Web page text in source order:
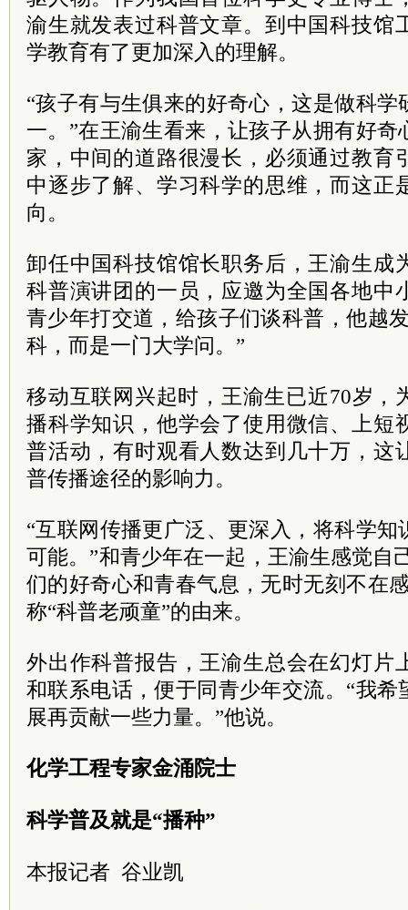
渝生就发表过科普文章。到中国科技馆
学教育有了更加深入的理解。
“孩子有与生俱来的好奇心，这是做科
一。”在王渝生看来，让孩子从拥有好
家，中间的道路很漫长，必须通过教育
中逐步了解、学习科学的思维，而这正
向。
卸任中国科技馆馆长职务后，王渝生成
科普演讲团的一员，应邀为全国各地中
青少年打交道，给孩子们谈科普，他越
科，而是一门大学问。”
移动互联网兴起时，王渝生已近70岁，
播科学知识，他学会了使用微信、上短
普活动，有时观看人数达到几十万，这
普传播途径的影响力。
“互联网传播更广泛、更深入，将科学
可能。”和青少年在一起，王渝生感觉自
们的好奇心和青春气息，无时无刻不在
称“科普老顽童”的由来。
外出作科普报告，王渝生总会在幻灯片
和联系电话，便于同青少年交流。“我
展再贡献一些力量。”他说。
化学工程专家金涌院士
科学普及就是“播种”
本报记者 谷业凯